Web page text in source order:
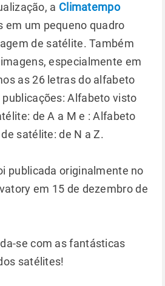
a Climatempo
em um pequeno quadro
de satélite. Também
especialmente em
as 26 letras do alfabeto
Alfabeto visto
de A a M e : Alfabeto
satélite: de N a Z.
publicada originalmente no
em 15 de dezembro de
se com as fantásticas
satélites!